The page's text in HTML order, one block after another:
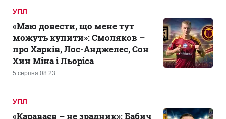
УПЛ
5 серпня 08:23
«Маю довести, що мене тут
можуть купити»: Смоляков –
про Харків, Лос-Анджелес, Сон
Хин Міна і Льоріса
УПЛ
«Караваєв – не зрадник»: Бабич